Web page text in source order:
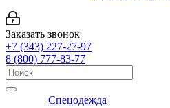
Заказать звонок
+7 (343) 227-27-97
8 (800) 777-83-77
Спецодежда